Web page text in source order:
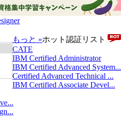
もっと »ホット認証リスト
CATE
IBM Certified Administrator
IBM Certified Advanced System...
Certified Advanced Technical ...
IBM Certified Associate Devel...